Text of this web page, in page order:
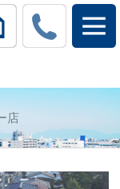
店